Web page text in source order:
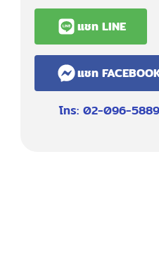
แชท LINE
แชท
โทร: 02-096-5889